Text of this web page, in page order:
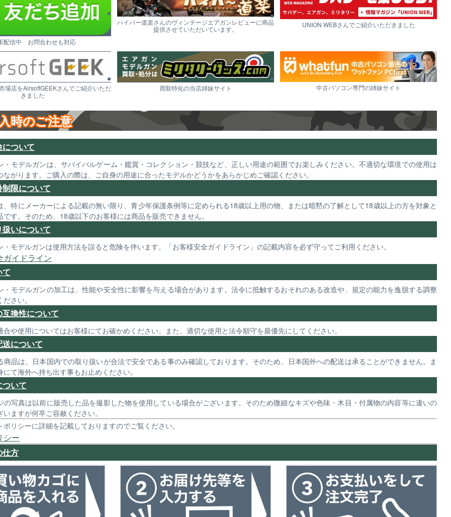
配信中 お問合わせも対応
ハイパー道楽さんのヴィンテージエアガンレビューに商品
提供させていただいています。
UNION WEBさんでご紹介いただきました
場店をAirsoftGEEKさんでご紹介いただ
きました
買取特化の当店姉妹サイト 中古パソコン専門の姉妹サイト
時のご注意
ついて
・モデルガンは、サバイバルゲーム・鑑賞・コレクション・競技など、正しい用途の範囲でお楽しみください。不適切な環境での使用は
ながります。ご購入の際は、ご自身の用途に合ったモデルかどうかをあらかじめご確認ください。
限について
、特にメーカーによる記載の無い限り、青少年保護条例等に定められる18歳以上用の物、または暗黙の了解として18歳以上の方を対象と
です。そのため、18歳以下のお客様には商品を販売できません。
いについて
・モデルガンは使用方法を誤ると危険を伴います。「お客様安全ガイドライン」の記載内容を必ず守ってご利用ください。
ガイドライン
て
・モデルガンの加工は、性能や安全性に影響を与える場合があります。法令に抵触するおそれのある改造や、規定の能力を逸脱する調整
さい。
換性について
合や使用についてはお客様にてお確かめください。また、適切な使用と法令順守を最優先にしてください。
について
商品は、日本国内での取り扱いが合法で安全である事のみ確認しております。そのため、日本国外への配送は承ることができません。ま
て海外へ持ち出す事もお止めください。
いて
の写真は以前に販売した品を撮影した物を使用している場合がございます。そのため微細なキズや色味・木目・付属物の内容等に違いの
ますが何卒ご容赦ください。
ポリシーに詳細を記載しておりますのでご覧ください。
シー
仕方